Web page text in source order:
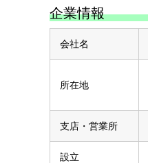
企業情報
会社名
所在地
支店・営業所
設立